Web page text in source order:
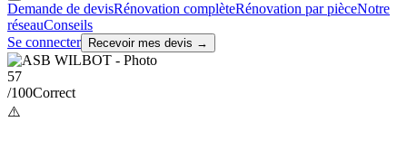
Demande de devisRénovation complèteRénovation par pièceNotre
réseauConseils
Se connecter
Recevoir mes devis →
57
/100Correct
⚠️